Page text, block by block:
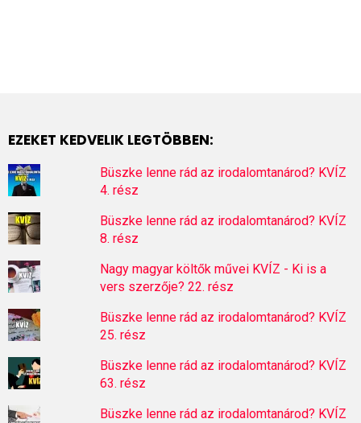
EZEKET KEDVELIK LEGTÖBBEN:
Büszke lenne rád az irodalomtanárod? KVÍZ
4. rész
Büszke lenne rád az irodalomtanárod? KVÍZ
8. rész
Nagy magyar költők művei KVÍZ - Ki is a
vers szerzője? 22. rész
Büszke lenne rád az irodalomtanárod? KVÍZ
25. rész
Büszke lenne rád az irodalomtanárod? KVÍZ
63. rész
Büszke lenne rád az irodalomtanárod? KVÍZ